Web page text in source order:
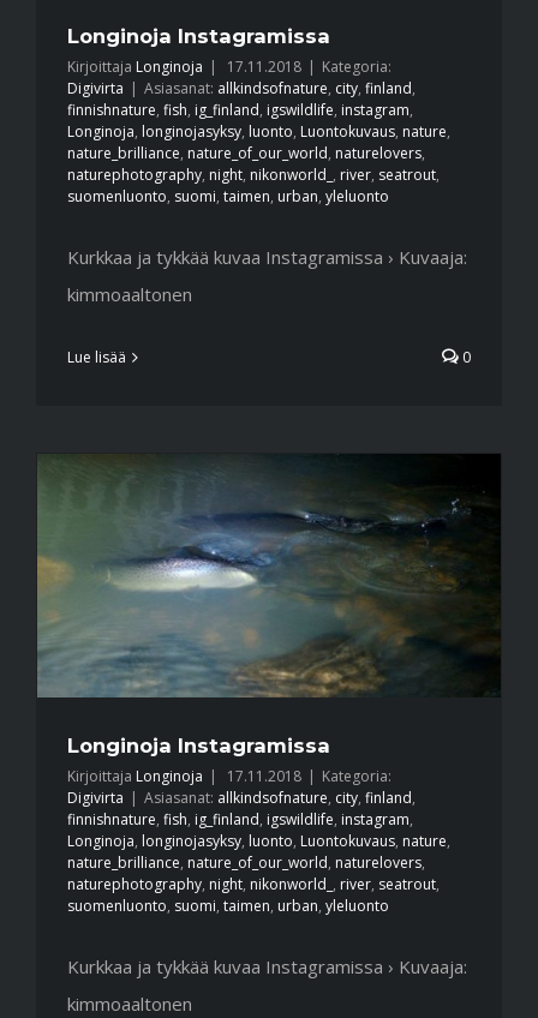
Longinoja Instagramissa
Kirjoittaja Longinoja | 17.11.2018 | Kategoria:
Digivirta | Asiasanat: allkindsofnature, city, finland,
finnishnature, fish, ig_finland, igswildlife, instagram,
Longinoja, longinojasyksy, luonto, Luontokuvaus, nature,
nature_brilliance, nature_of_our_world, naturelovers,
naturephotography, night, nikonworld_ , river, seatrout,
suomenluonto, suomi, taimen, urban, yleluonto
Kurkkaa ja tykkää kuvaa Instagramissa › Kuvaaja:
kimmoaaltonen
Lue lisää 0
Longinoja Instagramissa
Kirjoittaja Longinoja | 17.11.2018 | Kategoria:
Digivirta | Asiasanat: allkindsofnature, city, finland,
finnishnature, fish, ig_finland, igswildlife, instagram,
Longinoja, longinojasyksy, luonto, Luontokuvaus, nature,
nature_brilliance, nature_of_our_world, naturelovers,
naturephotography, night, nikonworld_ , river, seatrout,
suomenluonto, suomi, taimen, urban, yleluonto
Kurkkaa ja tykkää kuvaa Instagramissa › Kuvaaja:
kimmoaaltonen